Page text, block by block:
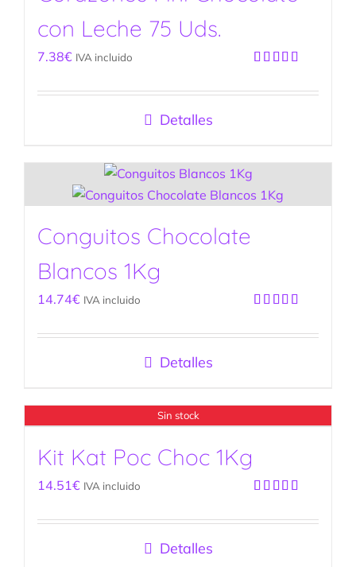
con Leche 75 Uds.
con5.00de
7.38€ IVA incluido
Detalles
Conguitos Chocolate
Blancos 1Kg
con5.00de
14.74€ IVA incluido
Detalles
Sin stock
Kit Kat Poc Choc 1Kg
con5.00de
14.51€ IVA incluido
Detalles